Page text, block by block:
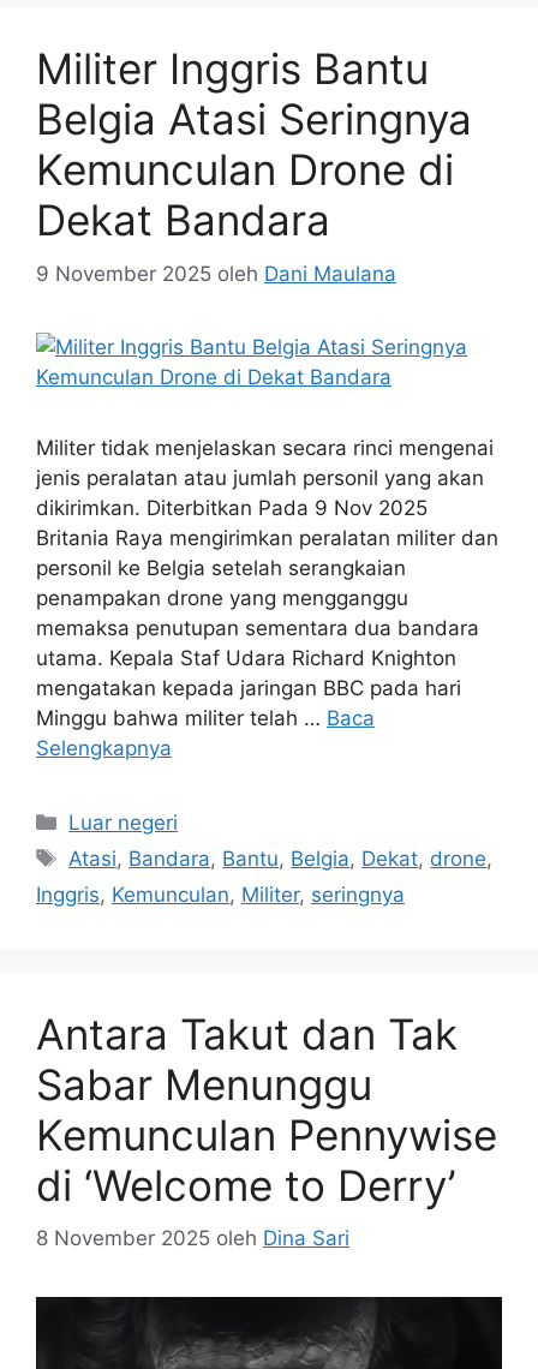
Militer Inggris Bantu
Belgia Atasi Seringnya
Kemunculan Drone di
Dekat Bandara
9 November 2025 oleh Dani Maulana
Militer tidak menjelaskan secara rinci mengenai
jenis peralatan atau jumlah personil yang akan
dikirimkan. Diterbitkan Pada 9 Nov 2025
Britania Raya mengirimkan peralatan militer dan
personil ke Belgia setelah serangkaian
penampakan drone yang mengganggu
memaksa penutupan sementara dua bandara
utama. Kepala Staf Udara Richard Knighton
mengatakan kepada jaringan BBC pada hari
Minggu bahwa militer telah … Baca
Selengkapnya
Kategori
Luar negeri
Tag
Atasi, Bandara, Bantu, Belgia, Dekat, drone,
Inggris, Kemunculan, Militer, seringnya
Antara Takut dan Tak
Sabar Menunggu
Kemunculan Pennywise
di ‘Welcome to Derry’
8 November 2025 oleh Dina Sari